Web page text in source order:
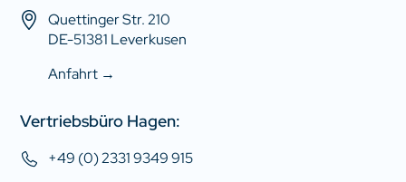
Quettinger Str. 210
DE-51381 Leverkusen
Anfahrt →
Vertriebsbüro Hagen:
+49 (0) 2331 9349 915